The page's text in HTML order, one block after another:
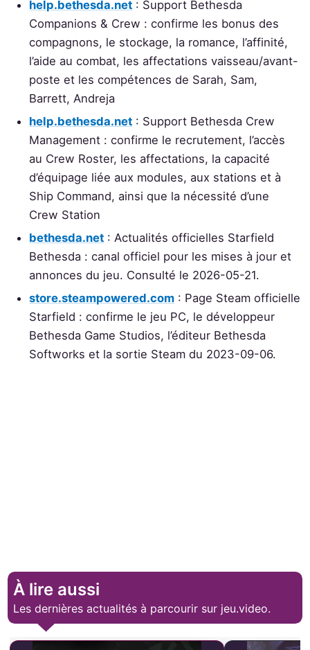
help.bethesda.net : Support Bethesda
Companions & Crew : confirme les bonus des
compagnons, le stockage, la romance, l’affinité,
l’aide au combat, les affectations vaisseau/avant-
poste et les compétences de Sarah, Sam,
Barrett, Andreja
help.bethesda.net : Support Bethesda Crew
Management : confirme le recrutement, l’accès
au Crew Roster, les affectations, la capacité
d’équipage liée aux modules, aux stations et à
Ship Command, ainsi que la nécessité d’une
Crew Station
bethesda.net : Actualités officielles Starfield
Bethesda : canal officiel pour les mises à jour et
annonces du jeu. Consulté le 2026-05-21.
store.steampowered.com : Page Steam officielle
Starfield : confirme le jeu PC, le développeur
Bethesda Game Studios, l’éditeur Bethesda
Softworks et la sortie Steam du 2023-09-06.
À lire aussi
Les dernières actualités à parcourir sur jeu.video.